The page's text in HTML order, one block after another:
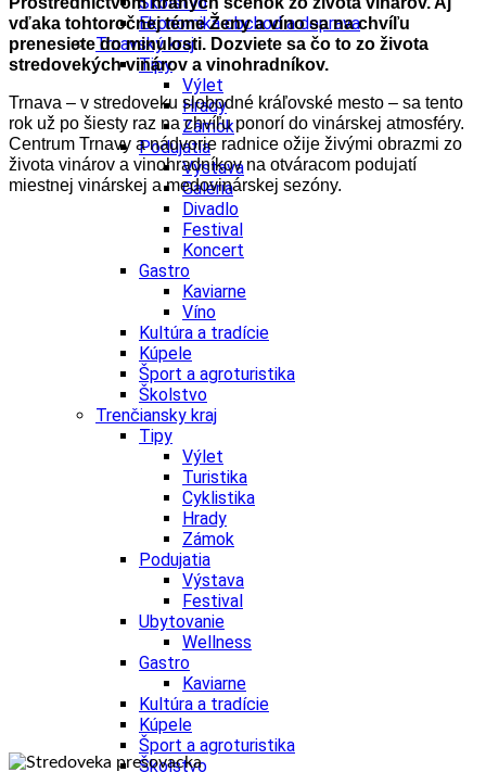
Ekonomika obchod a doprava
Trnavský kraj
Tipy
Výlet
Hrady
Zámok
Podujatia
Výstava
Galéria
Divadlo
Festival
Koncert
Gastro
Kaviarne
Víno
Kultúra a tradície
Kúpele
Šport a agroturistika
Školstvo
Trenčiansky kraj
Tipy
Výlet
Turistika
Cyklistika
Hrady
Zámok
Podujatia
Výstava
Festival
Ubytovanie
Wellness
Gastro
Kaviarne
Kultúra a tradície
Kúpele
Šport a agroturistika
Školstvo
vďaka tohtoročnej téme Ženy a víno sa na chvíľu
prenesiete do minulosti. Dozviete sa čo to zo života
stredovekých vinárov a vinohradníkov.
Trnava – v stredoveku slobodné kráľovské mesto – sa tento
rok už po šiesty raz na chvíľu ponorí do vinárskej atmosféry.
Centrum Trnavy a nádvorie radnice ožije živými obrazmi zo
života vinárov a vinohradníkov na otváracom podujatí
miestnej vinárskej a medovinárskej sezóny.